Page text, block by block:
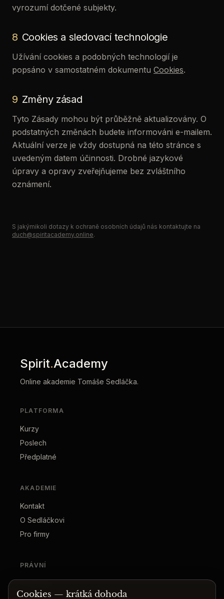
vyrozumí dotčené subjekty.
8 Cookies a sledovací technologie
Užívání cookies a podobných technologií je
popsáno v samostatném dokumentu Cookies.
9 Změny zásad
Tyto Zásady mohou být průběžně aktualizovány. O
podstatných změnách budete informováni e-mailem.
Aktuální verze je vždy dostupná na této stránce s
uvedeným datem účinnosti. Drobné jazykové
úpravy a opravy zveřejňujeme bez zvláštního
oznámení.
S jakýmikoli dotazy k ochraně osobních údajů nás kontaktujte na
duch@spiritacademy.online.
Spirit.Academy
Online akademie Tomáše Sedláčka.
PLATFORMA
Kurzy
Poslech
Předplatné
AKADEMIE
Kontakt
O Sedláčkovi
Pro firmy
PRÁVNÍ
Soukromí
Cookies — krátká dohoda